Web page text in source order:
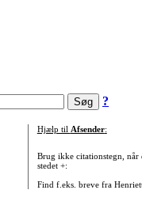
?
Hjælp til Afsender:
Brug ikke citationstegn, når
stedet +:
Find f.eks. breve fra